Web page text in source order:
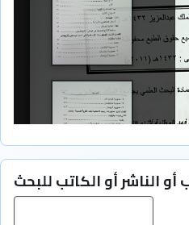
الناشر أو الكاتب للبحث